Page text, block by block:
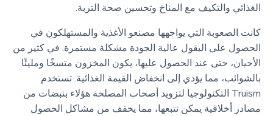
الغذائي والتكيف مع المناخ وتحسين صحة التربة.
كانت الصعوبة التي يواجهها مصنعو الأغذية والمستهلكون في
الحصول على البقول عالية الجودة مشكلة مستمرة. في كثير من
الأحيان، حتى عند الحصول عليها، يكون المخزون متسخًا ومليئًا
بالشوائب، مما يؤدي إلى انخفاض القيمة الغذائية. تستخدم
Truism التكنولوجيا لتزويد أصحاب المصلحة هؤلاء بنبضات من
مصادر أخلاقية يمكن تتبعها، مما يخفف من مشاكل الحصول